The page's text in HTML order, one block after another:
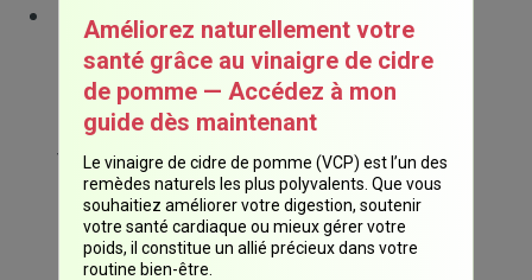
Biodisponibilité — cela signifie simplement
qu'après avoir été consommés, les
composés des betteraves sont facilement
disponibles pour être absorbés dans le
tractus gastro-intestinal et le système
circulatoire. On a constaté que le nitrite
inorganique et la bétalaïne étaient tous deux
hautement biodisponibles.
Améliorez naturellement votre
santé grâce au vinaigre de cidre
de pomme — Accédez à mon
guide dès maintenant
Le vinaigre de cidre de pomme (VCP) est l’un des
remèdes naturels les plus polyvalents. Que vous
souhaitiez améliorer votre digestion, soutenir
votre santé cardiaque ou mieux gérer votre
poids, il constitue un allié précieux dans votre
routine bien-être.